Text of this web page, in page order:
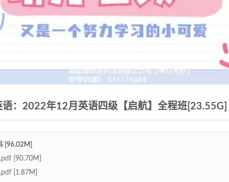
：2022年12月英语四级【启航】全程班[23.55G]
[96.02M]
[90.70M]
[1.87M]